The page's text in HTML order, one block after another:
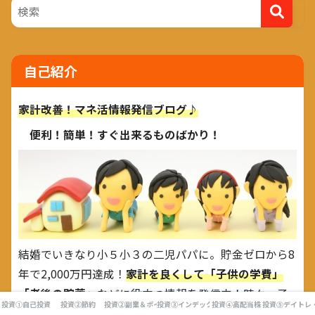
自己紹介
家計改善！マネ活情報発信ブログ♪
便利！簡単！すぐ出来るものばかり！
結婚でいきなり小５小３の二児パパに。貯金ゼロから8
年で2,000万円達成！ 家計を良くして「子供の学費」
「老後の貯蓄」などに役立つ情報を発信中！時々、子
投資①自己投資 投資②節約 投資②副業＆ポイ活投資③インデックス投資投資④高配当株投資⑤デイトレ